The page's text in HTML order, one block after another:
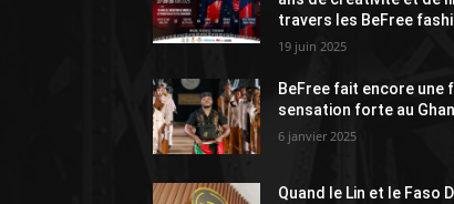
travers les BeFree
19 juin 2025
BeFree fait encore une
sensation forte au
6 janvier 2025
Quand le Lin et le Faso